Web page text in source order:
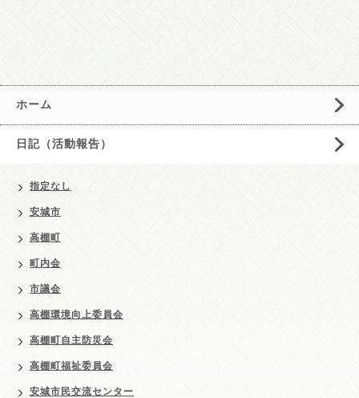
ホーム
日記（活動報告）
指定なし
安城市
高棚町
町内会
市議会
高棚環境向上委員会
高棚町自主防災会
高棚町福祉委員会
安城市民交流センター